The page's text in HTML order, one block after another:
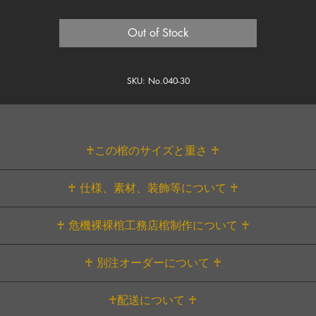
Out of Stock
SKU: No.040-30
♰この棺のサイズと重さ ♰
＜サイズ＞
寸：①高さ 約32.5㎝ ②横幅 約14.5㎝ ③深さ 約11
さ 約30㎝ ②横幅 約12㎝ ③深さ 約8㎝（内装クッショ
重量 約0.7kg
①～③の計測位置につきましてはSize Guide
♰ 仕様、素材、装飾等について ♰
棺/木製/生地張り合わせ
十字架等、装飾素材/樹脂
金具類/鉄、金属
＜内装装飾＞
ベース/合皮
♰ 危機裸裸棺工務店棺制作について ♰
一つずつ棺工務店のアトリエにて製造しております。
カタ材を使用し、生地を貼り合わせる事で全体の軽量をし
った棺です。
♰ 別注オーダーについて ♰
：サイズ変更OK。
♰配送について ♰